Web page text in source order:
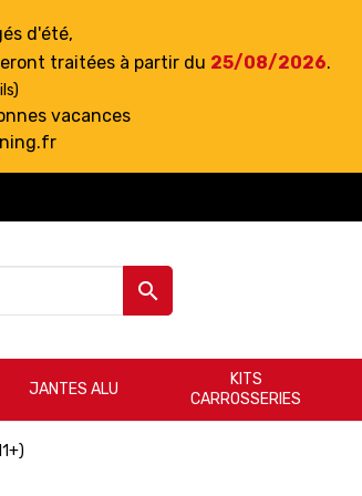
d'été,
traitées à partir du 25/08/2026.
vacances

JANTES ALU
KITS
CARROSSERIES